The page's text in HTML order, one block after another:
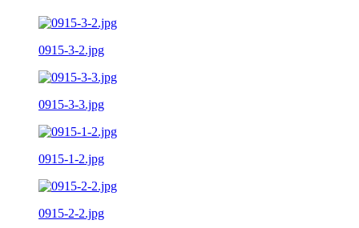
0915-3-2.jpg
0915-3-3.jpg
0915-1-2.jpg
0915-2-2.jpg